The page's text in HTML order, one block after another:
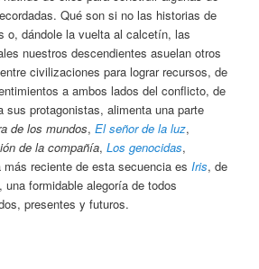
Qué son si no las historias de
o, dándole la vuelta al calcetín, las
nuestros descendientes asuelan otros
civilizaciones para lograr recursos, de
a ambos lados del conflicto, de
sus protagonistas, alimenta una parte
de los mundos,El señor de la luz,
de la compañía,Los genocidas,
más reciente de esta secuencia esIris, de
una formidable alegoría de todos
presentes y futuros.